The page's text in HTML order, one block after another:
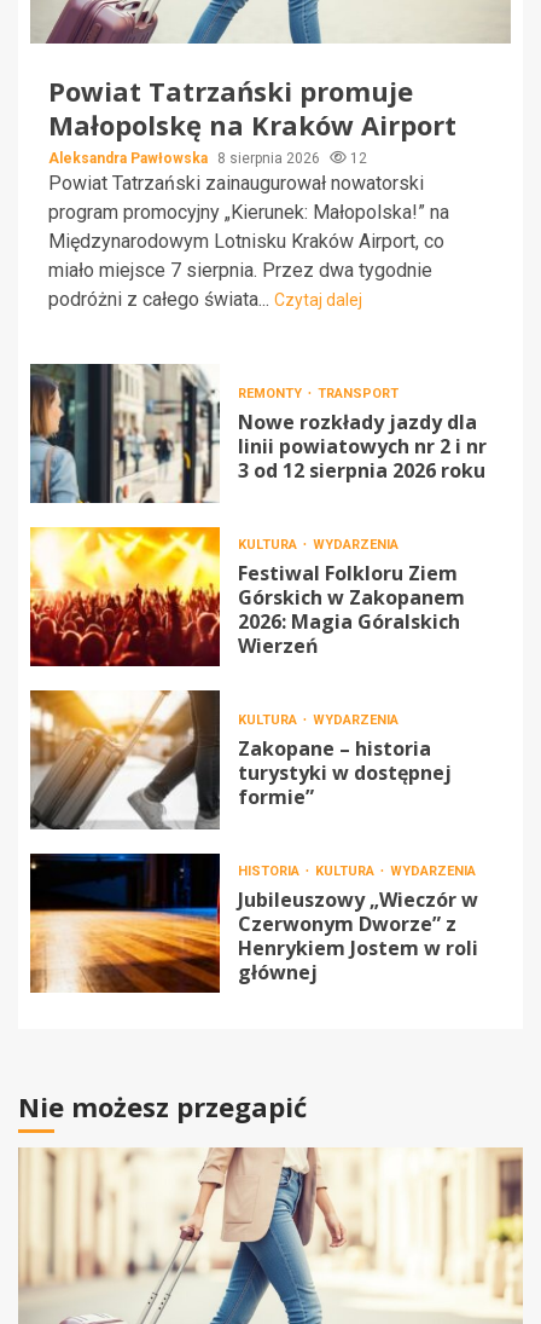
Powiat Tatrzański promuje
Małopolskę na Kraków Airport
Aleksandra Pawłowska 8 sierpnia 2026 12
Powiat Tatrzański zainaugurował nowatorski
program promocyjny „Kierunek: Małopolska!” na
Międzynarodowym Lotnisku Kraków Airport, co
miało miejsce 7 sierpnia. Przez dwa tygodnie
podróżni z całego świata... Czytaj dalej
REMONTY TRANSPORT
Nowe rozkłady jazdy dla
linii powiatowych nr 2 i nr
3 od 12 sierpnia 2026 roku
KULTURA WYDARZENIA
Festiwal Folkloru Ziem
Górskich w Zakopanem
2026: Magia Góralskich
Wierzeń
KULTURA WYDARZENIA
Zakopane – historia
turystyki w dostępnej
formie”
HISTORIA KULTURA WYDARZENIA
Jubileuszowy „Wieczór w
Czerwonym Dworze” z
Henrykiem Jostem w roli
głównej
Nie możesz przegapić